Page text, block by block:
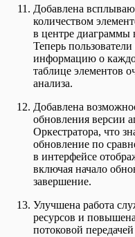
Добавлена
количеством
в центре диаграммы
Теперь
информацию о
таблице элементов
анализа.
Добавлена
обновления версии
Оркестратора, что
обновление по
в интерфейсе
включая начало
завершение.
Улучшена работа
ресурсов и
потоковой